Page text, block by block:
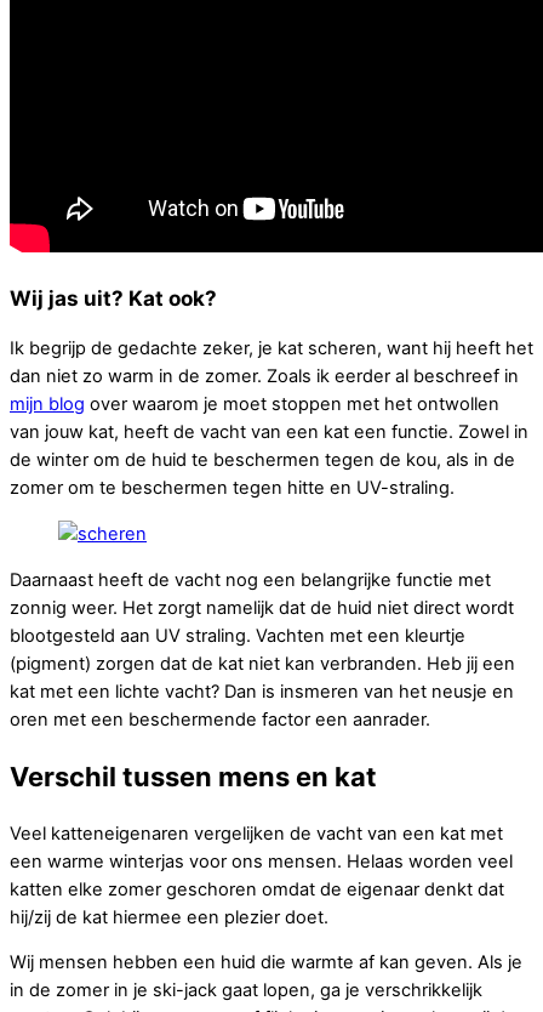
Wij jas uit? Kat ook?
Ik begrijp de gedachte zeker, je kat scheren, want hij heeft het
dan niet zo warm in de zomer. Zoals ik eerder al beschreef in
mijn blog over waarom je moet stoppen met het ontwollen
van jouw kat, heeft de vacht van een kat een functie. Zowel in
de winter om de huid te beschermen tegen de kou, als in de
zomer om te beschermen tegen hitte en UV-straling.
Daarnaast heeft de vacht nog een belangrijke functie met
zonnig weer. Het zorgt namelijk dat de huid niet direct wordt
blootgesteld aan UV straling. Vachten met een kleurtje
(pigment) zorgen dat de kat niet kan verbranden. Heb jij een
kat met een lichte vacht? Dan is insmeren van het neusje en
oren met een beschermende factor een aanrader.
Verschil tussen mens en kat
Veel katteneigenaren vergelijken de vacht van een kat met
een warme winterjas voor ons mensen. Helaas worden veel
katten elke zomer geschoren omdat de eigenaar denkt dat
hij/zij de kat hiermee een plezier doet.
Wij mensen hebben een huid die warmte af kan geven. Als je
in de zomer in je ski-jack gaat lopen, ga je verschrikkelijk